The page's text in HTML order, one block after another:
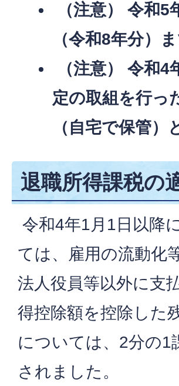
（注意） 令和5
（令和8年分）
（注意） 令和4
定の取組を行っ
（自宅で保管）
退職所得課税の
令和4年1月1日以降
ては、雇用の流動化
法人役員等以外に支
得控除額を控除した
については、2分の1
されました。